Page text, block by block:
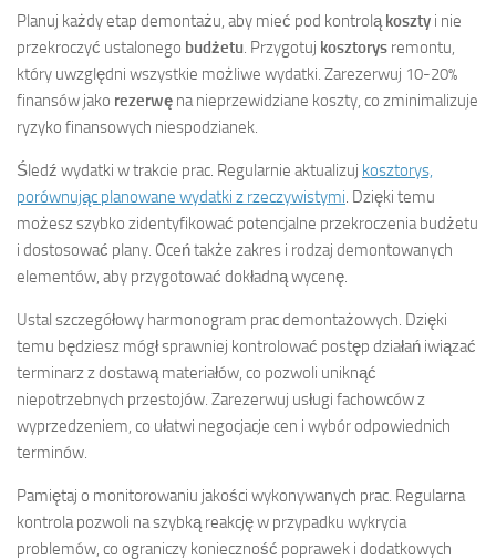
Planuj każdy etap demontażu, aby mieć pod kontroląkoszty i nie
przekroczyć ustalonego budżetu. Przygotuj kosztorys remontu,
który uwzględni wszystkie możliwe wydatki. Zarezerwuj 10-20%
finansów jako rezerwę na nieprzewidziane koszty, co zminimalizuje
ryzyko finansowych niespodzianek.
Śledź wydatki w trakcie prac. Regularnie aktualizuj kosztorys,
porównując planowane wydatki z rzeczywistymi. Dzięki temu
możesz szybko zidentyfikować potencjalne przekroczenia budżetu
i dostosować plany. Oceń także zakres i rodzaj demontowanych
elementów, aby przygotować dokładną wycenę.
Ustal szczegółowy harmonogram prac demontażowych. Dzięki
temu będziesz mógł sprawniej kontrolować postęp działań iwiązać
terminarz z dostawą materiałów, co pozwoli uniknąć
niepotrzebnych przestojów. Zarezerwuj usługi fachowców z
wyprzedzeniem, co ułatwi negocjacje cen i wybór odpowiednich
terminów.
Pamiętaj o monitorowaniu jakości wykonywanych prac. Regularna
kontrola pozwoli na szybką reakcję w przypadku wykrycia
problemów, co ograniczy konieczność poprawek i dodatkowych